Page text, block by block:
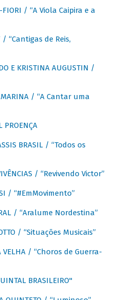
FIORI / “A Viola Caipira e a
/ “Cantigas de Reis,
E KRISTINA AUGUSTIN /
/ “A Cantar uma
PROENÇA
BRASIL / “Todos os
/ “Revivendo Victor”
/ “#EmMovimento”
/ “Aralume Nordestina”
/ “Situações Musicais”
VELHA / “Choros de Guerra-
BRASILEIRO"